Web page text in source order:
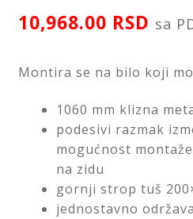
Saveti
10,968.00 RSD sa
Montira se na bilo koji
1060 mm klizna
podesivi razmak
mogućnost
na zidu
gornji strop tuš
jednostavno